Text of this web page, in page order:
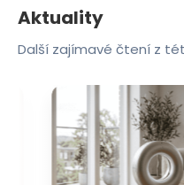
Aktuality
Další zajímavé čtení z